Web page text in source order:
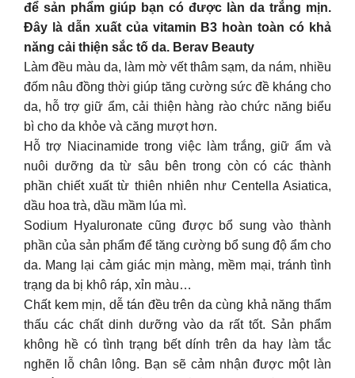
để sản phẩm giúp bạn có được làn da trắng mịn.
Đây là dẫn xuất của vitamin B3 hoàn toàn có khả
năng cải thiện sắc tố da. Berav Beauty
Làm đều màu da, làm mờ vết thâm sạm, da nám, nhiều
đốm nâu đồng thời giúp tăng cường sức đề kháng cho
da, hỗ trợ giữ ẩm, cải thiện hàng rào chức năng biểu
bì cho da khỏe và căng mượt hơn.
Hỗ trợ Niacinamide trong việc làm trắng, giữ ẩm và
nuôi dưỡng da từ sâu bên trong còn có các thành
phần chiết xuất từ thiên nhiên như Centella Asiatica,
dầu hoa trà, dầu mầm lúa mì.
Sodium Hyaluronate cũng được bổ sung vào thành
phần của sản phẩm để tăng cường bổ sung độ ẩm cho
da. Mang lại cảm giác mịn màng, mềm mại, tránh tình
trạng da bị khô ráp, xỉn màu…
Chất kem mịn, dễ tán đều trên da cùng khả năng thẩm
thấu các chất dinh dưỡng vào da rất tốt. Sản phẩm
không hề có tình trạng bết dính trên da hay làm tắc
nghẽn lỗ chân lông. Bạn sẽ cảm nhận được một làn